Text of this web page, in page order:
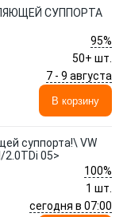
СУППОРТА
95%
50+ шт.
7 - 9 августа
В корзину
суппорта!\ VW
2.0TDi 05>
100%
1 шт.
сегодня в 07:00